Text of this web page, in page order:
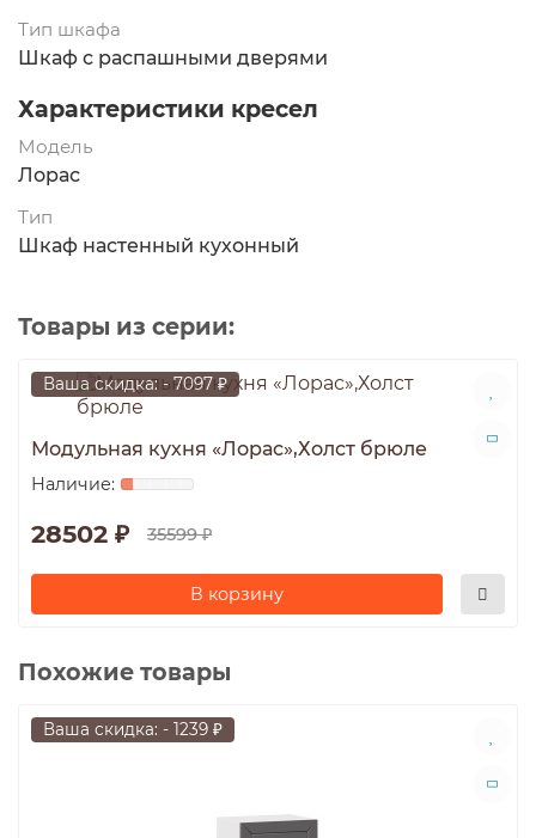
Тип шкафа
Шкаф с распашными дверями
Характеристики кресел
Модель
Лорас
Тип
Шкаф настенный кухонный
Товары из серии:
Ваша скидка: - 7097 ₽
Модульная кухня «Лорас»,Холст брюле
28502 ₽ 35599 ₽
В корзину
Похожие товары
Ваша скидка: - 1239 ₽